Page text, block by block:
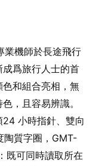
業機師於長途飛行
爲旅行人士的首
和組合亮相，無
，且容易辨識。
小時指針、雙向
質字圈，GMT-
既可同時讀取所在